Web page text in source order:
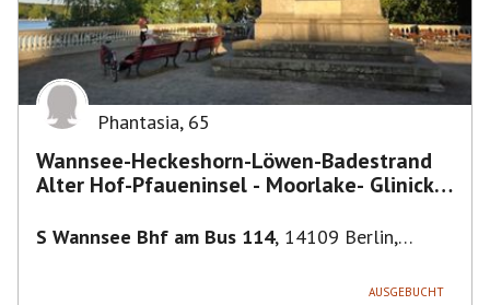
Phantasia, 65
Wannsee-Heckeshorn-Löwen-Badestrand
Alter Hof-Pfaueninsel - Moorlake- Glinicker
S Wannsee Bhf am Bus 114, 14109 Berlin,
AUSGEBUCHT